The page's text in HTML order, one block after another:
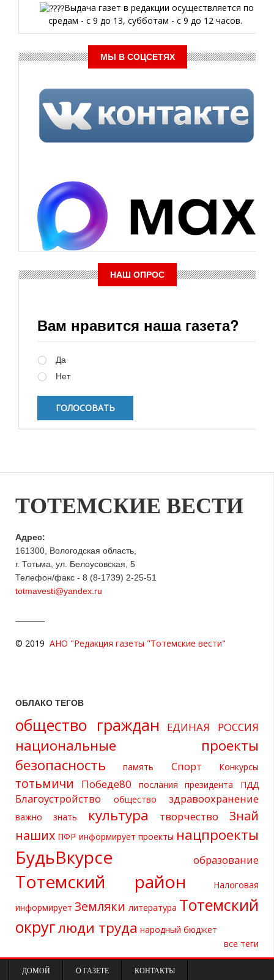
Выдача газет в редакции осуществляется по
средам - с 9 до 13, субботам - с 9 до 12 часов.
МЫ В СОЦСЕТЯХ
НАШ ОПРОС
Вам нравится наша газета?
Да
Нет
ТОТЕМСКИЕ ВЕСТИ
Адрес:
161300, Вологодская область,
г. Тотьма, ул. Белоусовская, 5
Телефон/факс - 8 (8-1739) 2-25-51
totmavesti@yandex.ru
© 2019 АНО "Редакция газеты "Тотемские вести"
ОБЛАКО ТЕГОВ
общество граждан ЕДИНАЯ РОССИЯ
национальные проекты
безопасность
память Спорт Конкурсы
тотьмичи Победе80 послания президента ПДД
Благоустройство общество здравоохранение
важно знать культура творчество
Знай
наших ПФР информирует проекты нацпроекты
БудьВкурсе образование
Тотемский район
Налоговая
информирует Земляки литература Тотемский
округлюди труда народный бюджет
все теги
ДОМОЙ О ГАЗЕТЕ КОНТАКТЫ